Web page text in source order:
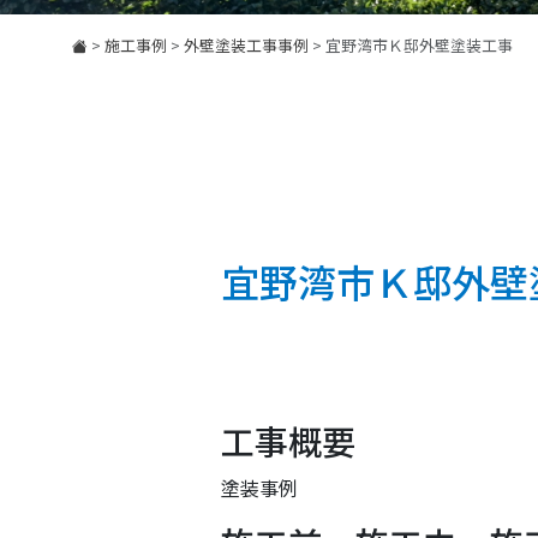
> 施工事例 > 外壁塗装工事事例 > 宜野湾市Ｋ邸外壁塗装工事
宜野湾市Ｋ邸外
工事概要
塗装事例